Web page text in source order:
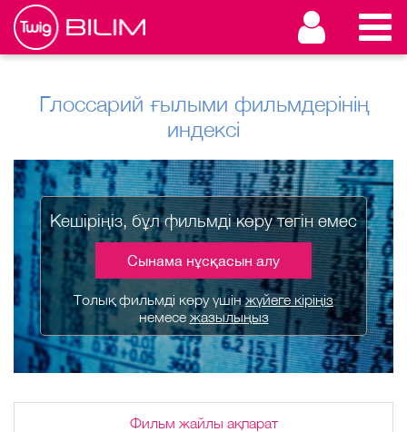
Глоссарий ғылыми фильмдерінің
индексі
Кешіріңіз, бұл фильмді көру тегін емес
Сынама нұсқасын алу
Толық фильмді көру үшінжүйеге кіріңіз
немесежазылыңыз
Фильм жайлы ақпарат